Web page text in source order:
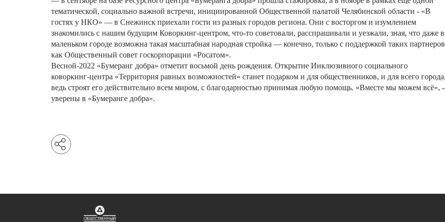
тематической, социально важной встречи, инициированной Общественной палатой Челябинской области - «В
гостях у НКО» — в Снежинск приехали гости из разных городов региона. Они с восторгом и изумлением
знакомились с нашим будущим Коворкинг-центром, что-то советовали, расспрашивали и уезжали, зная, что даже в
маленьком городе возможна такая масштабная народная стройка — конечно, только с поддержкой таких партнеров
как Общественный совет госкорпорации «Росатом».
Весной-2022 «Бумеранг добра» отметит восьмой день рождения. Открытие Инклюзивного социального
коворкинг-центра «Территория равных возможностей» станет подарком и для общественников, и для всего города
ведь строят его действительно всем миром, с благодарностью принимая любую помощь. «Вместе мы можем всё», -
уверены в «Бумеранге добра».